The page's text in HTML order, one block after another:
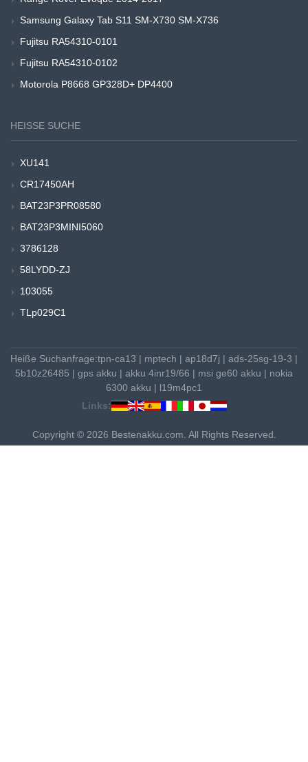
Samsung Galaxy Tab S11 SM-X730 SM-X736
Fujitsu RA54310-0101
Fujitsu RA54310-0102
Motorola P8668 GP328D+ DP4400
HEISSE SUCHE
XU141
CR17450AH
BAT23P3PR08580
BAT23P3MINI5060
3786128
58LYDD-ZJ
103055
TLp029C1
Heiße Suchanfrage:tpn-ca13 | mptech | ap18d7j | ads-25sg-19-3 |
5b10z26485 | gps akku | akku 4inr19/66 | msi ge60 akku | nokia
6300 akku | l19m4pc1
Links:
Copyright © 2026 Bestenakku.com. All Rights Reserved.